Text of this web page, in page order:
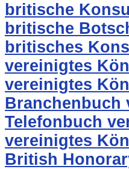
britische
britische
britisches
vereinigtes
vereinigtes
Branchenbuch
Telefonbuch
vereinigtes
British